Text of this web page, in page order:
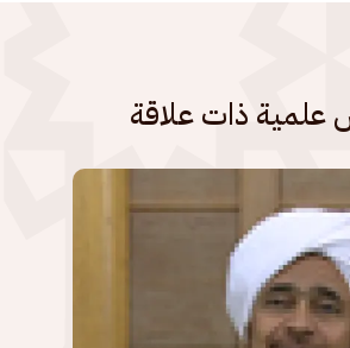
علمية ذات علاقة